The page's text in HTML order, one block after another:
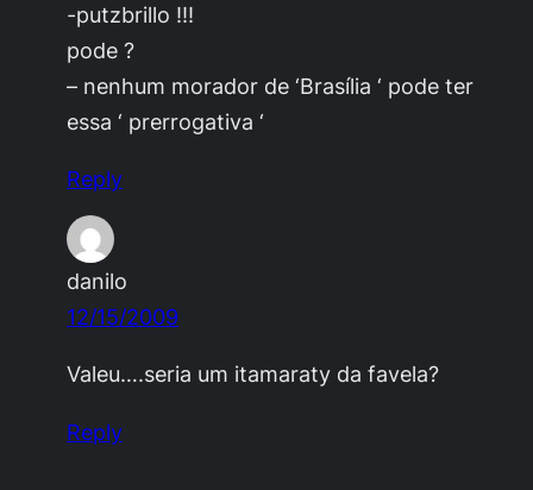
-putzbrillo !!!
pode ?
– nenhum morador de ‘Brasília ‘ pode ter
essa ‘ prerrogativa ‘
Reply
danilo
12/15/2009
Valeu….seria um itamaraty da favela?
Reply